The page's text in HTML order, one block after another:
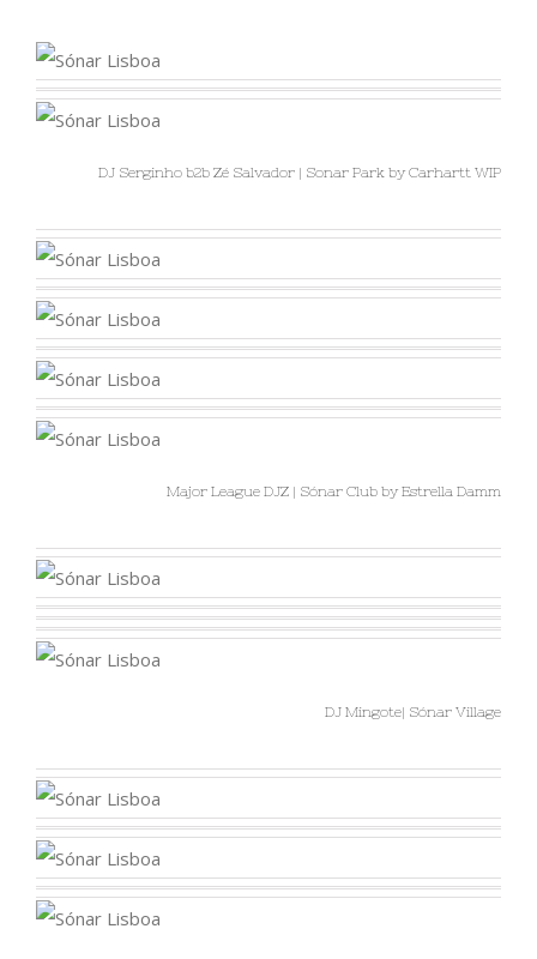
DJ Serginho b2b Zé Salvador | Sonar Park by Carhartt WIP
Major League DJZ | Sónar Club by Estrella Damm
DJ Mingote| Sónar Village